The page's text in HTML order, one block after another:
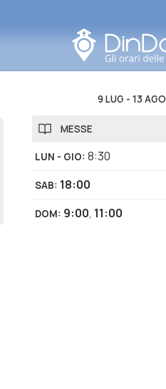
9 LUG - 13 AGO
MESSE
LUN - GIO: 8:30
SAB: 18:00
DOM: 9:00, 11:00